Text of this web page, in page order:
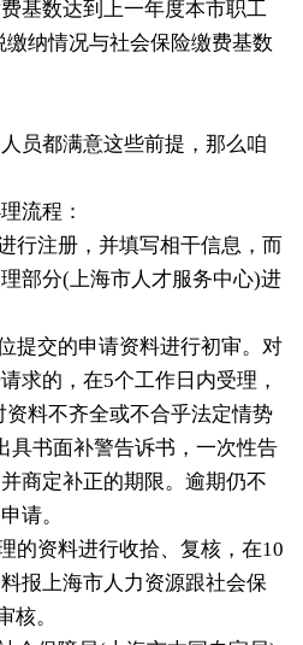
基数达到上一年度本市职工
纳情况与社会保险缴费基数
都满意这些前提，那么咱
流程：
注册，并填写相干信息，而
部分(上海市人才服务中心)进
交的申请资料进行初审。对
求的，在5个工作日内受理，
料不齐全或不合乎法定情势
具书面补警告诉书，一次性告
商定补正的期限。逾期仍不
请。
资料进行收拾、复核，在10
报上海市人力资源跟社会保
核。